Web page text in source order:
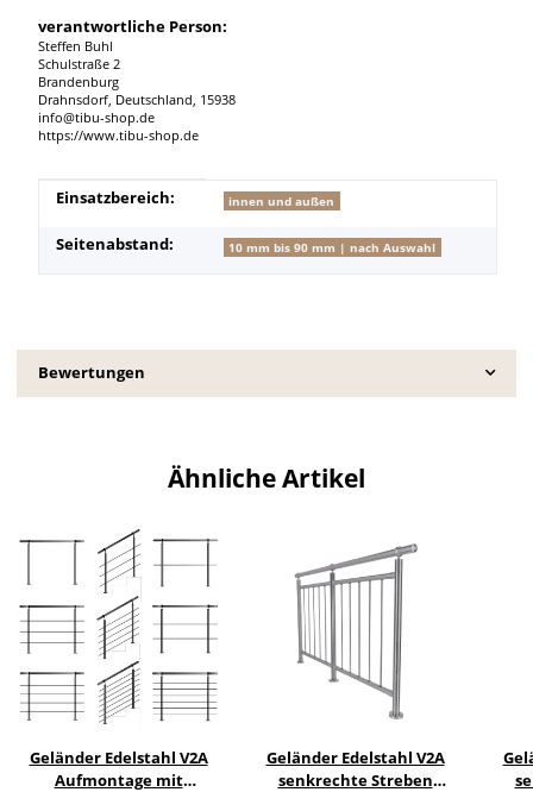
verantwortliche Person:
Steffen Buhl
Schulstraße 2
Brandenburg
Drahnsdorf, Deutschland, 15938
info@tibu-shop.de
https://www.tibu-shop.de
Produkteigenschaft
Wert
Einsatzbereich: innen und außen
Seitenabstand: 10 mm bis 90 mm | nach Auswahl
Bewertungen
Ähnliche Artikel
Geländer Edelstahl V2A
Aufmontage mit
Geländer Edelstahl V2A
senkrechte Streben